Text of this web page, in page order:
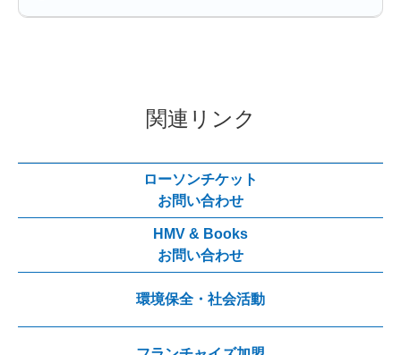
関連リンク
ローソンチケット
お問い合わせ
HMV & Books
お問い合わせ
環境保全・社会活動